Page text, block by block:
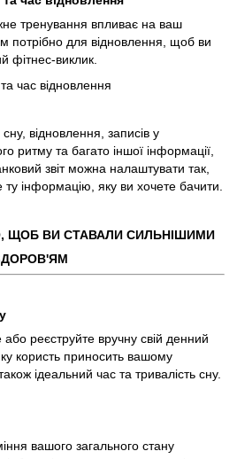
тренування впливає на ваш
потрібно для відновлення, щоб ви
фітнес-виклик.
відновлення, записів у
ритму та багато іншої інформації,
звіт можна налаштувати так,
інформацію, яку ви хочете бачити.
ЩОБ ВИ СТАВАЛИ СИЛЬНІШИМИ
реєструйте вручну свій денний
користь приносить вашому
ідеальний час та тривалість сну.
вашого загального стану